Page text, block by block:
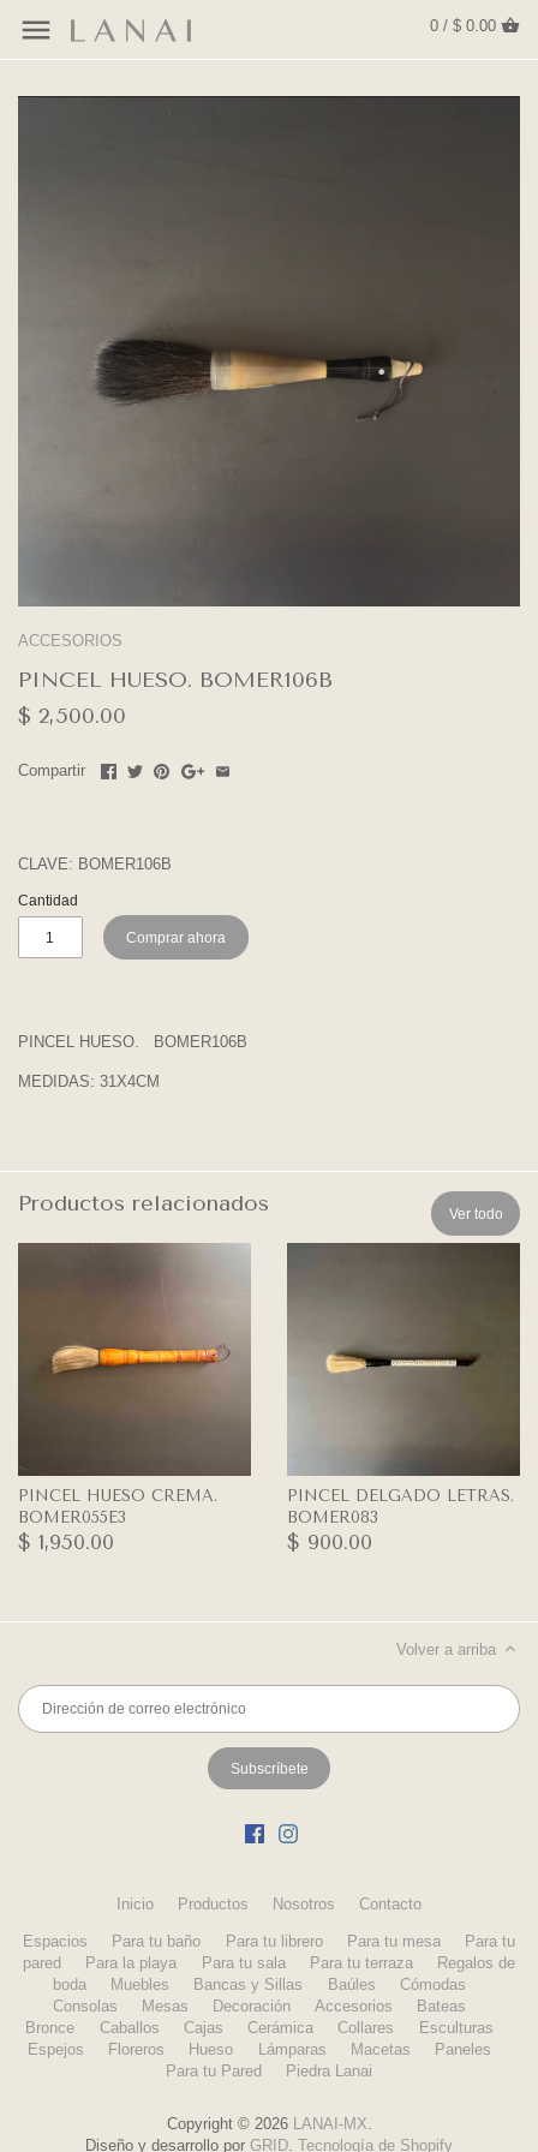
0 / $ 0.00
ACCESORIOS
PINCEL HUESO. BOMER106B
$ 2,500.00
Compartir
CLAVE: BOMER106B
Cantidad
Comprar ahora
PINCEL HUESO. BOMER106B
MEDIDAS: 31X4CM
Productos relacionados Ver todo
PINCEL HUESO CREMA.
BOMER055E3
$ 1,950.00
PINCEL DELGADO LETRAS.
BOMER083
$ 900.00
Volver a arriba
Inicio Productos Nosotros Contacto
Espacios Para tu baño Para tu librero Para tu mesa
Para tu
pared
Para la playa Para tu sala Para tu terraza
Regalos de
boda
Muebles Bancas y Sillas Baúles
Cómodas
Consolas
Mesas Decoración Accesorios
Bateas
Bronce
Caballos Cajas Cerámica Collares
Esculturas
Espejos
Floreros Hueso Lámparas Macetas
Paneles
Para tu Pared
Piedra Lanai
Copyright © 2026 LANAI-MX
Diseño y desarrollo por GRID Tecnología de Shopify